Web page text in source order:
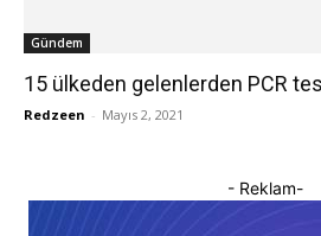
Gündem
15 ülkeden gelenlerden PCR
Redzeen - Mayıs 2, 2021
- Reklam-